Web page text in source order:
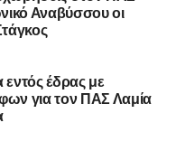
συμμετέχουν
Αναβύσσου οι
εντός έδρας με
για τον ΠΑΣ Λαμία